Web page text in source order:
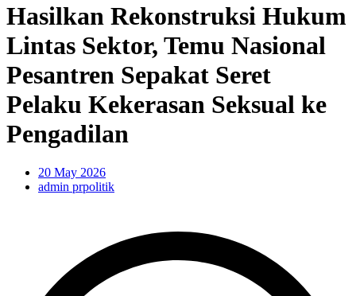
Hasilkan Rekonstruksi Hukum
Lintas Sektor, Temu Nasional
Pesantren Sepakat Seret
Pelaku Kekerasan Seksual ke
Pengadilan
20 May 2026
admin prpolitik